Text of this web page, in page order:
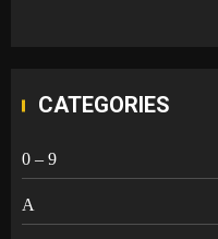
CATEGORIES
0 – 9
A